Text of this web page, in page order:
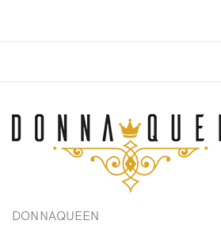
DONNAQUEEN